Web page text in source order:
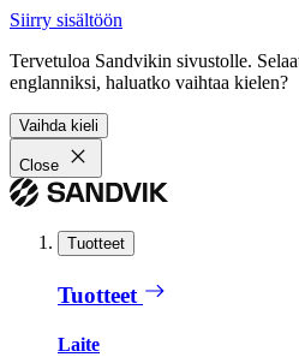
Siirry sisältöön
Tervetuloa Sandvikin sivustolle.
englanniksi, haluatko vaihtaa kielen?
Vaihda kieli
Close
Tuotteet
Tuotteet
Laite